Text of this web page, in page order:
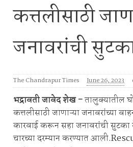
कत्तलीसाठी
जनावरांची
The Chandrapur Times June 26, 2023
भद्रावती जावेद शेख -तालुक्यातील
कत्तलीसाठी जाणाऱ्या जनावरांच्या
कारवाई करून सहा जनावरांची सुटका
चारच्या दरम्यान करण्यात